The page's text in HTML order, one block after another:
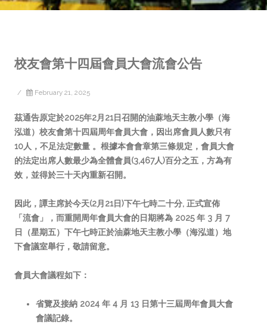
校友會第十四屆會員大會流會公告
/ February 21, 2025
茲通告原定於2025年2月21日召開的油蔴地天主教小學（海
泓道）校友會第十四屆周年會員大會 ，因出席會員人數只有
10人，不足法定數量 。根據本會會章第三條規定，會員大會
的法定出席人數最少為全體會員(3,467人)百分之五，方為有
效，並得於三十天內重新召開。
因此，譚主席於今天(2月21日)下午七時二十分, 正式宣佈
「流會」， 而重開周年會員大會的日期將為 2025年 3 月 7
日（星期五）下午七時正於油蔴地天主教小學（海泓道）地
下會議室舉行，敬請留意。
會員大會議程如下：
省覽及接納 2024 年 4 月 13 日第十三屆周年會員大會
會議記錄。